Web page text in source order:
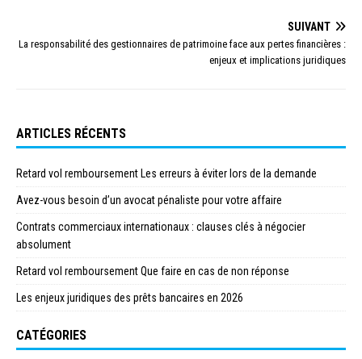
SUIVANT
La responsabilité des gestionnaires de patrimoine face aux pertes financières :
enjeux et implications juridiques
ARTICLES RÉCENTS
Retard vol remboursement Les erreurs à éviter lors de la demande
Avez-vous besoin d’un avocat pénaliste pour votre affaire
Contrats commerciaux internationaux : clauses clés à négocier
absolument
Retard vol remboursement Que faire en cas de non réponse
Les enjeux juridiques des prêts bancaires en 2026
CATÉGORIES